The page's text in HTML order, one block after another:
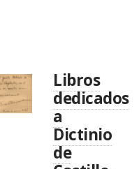
Libros
dedicados
a
Dictinio
de